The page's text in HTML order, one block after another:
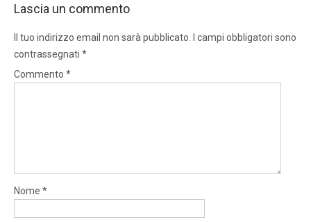
Lascia un commento
Il tuo indirizzo email non sarà pubblicato.
I campi obbligatori sono
contrassegnati *
Commento *
Nome *